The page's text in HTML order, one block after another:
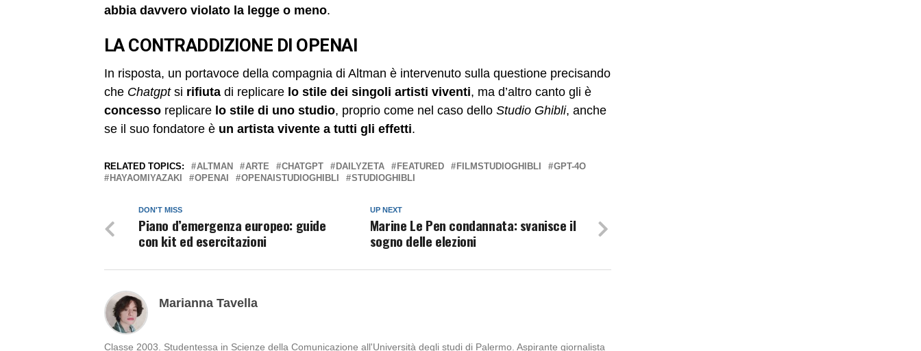
abbia davvero violato la legge o meno.
LA CONTRADDIZIONE DI OPENAI
In risposta, un portavoce della compagnia di Altman è intervenuto sulla questione precisando
che Chatgptsi rifiuta di replicare lo stile dei singoli artisti viventi, ma d’altro canto gli è
concesso replicare lo stile di uno studio, proprio come nel caso dello Studio Ghibli, anche
se il suo fondatore è un artista vivente a tutti gli effetti.
RELATED TOPICS: ALTMAN ARTE CHATGPT DAILYZETA FEATURED FILMSTUDIOGHIBLI
GPT-4O
HAYAOMIYAZAKI
OPENAI OPENAISTUDIOGHIBLI STUDIOGHIBLI
UP NEXT
Marine Le Pen condannata: svanisce il
sogno delle elezioni
DON'T MISS
Piano d’emergenza europeo: guide
con kit ed esercitazioni
Marianna Tavella
Classe 2003. Studentessa in Scienze della Comunicazione all'Università degli studi di Palermo. Aspirante giornalista